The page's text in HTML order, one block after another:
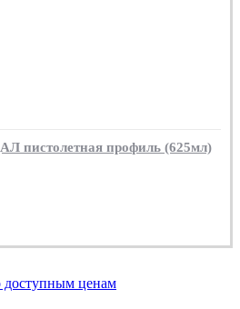
пистолетная профиль (625мл)